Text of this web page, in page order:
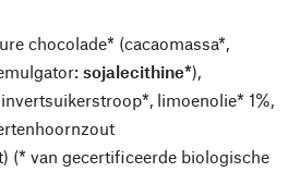
chocolade* (cacaomassa*,
sojalecithine*),
limoenolie* 1%,
(* van gecertificeerde biologische